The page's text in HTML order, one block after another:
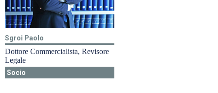
Sgroi Paolo
Dottore Commercialista, Revisore
Legale
Socio